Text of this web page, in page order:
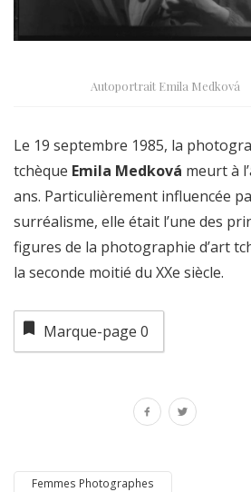
Autoportrait Emila Medková
Le 19 septembre 1985, la
tchèque Emila Medková meurt à
ans. Particulièrement influencée
surréalisme, elle était l’une des
figures de la photographie d’art
la seconde moitié du XXe siècle.
Marque-page 0
Femmes Photographes